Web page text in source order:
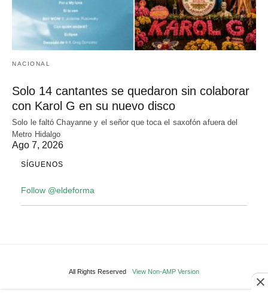
NACIONAL
Solo 14 cantantes se quedaron sin colaborar
con Karol G en su nuevo disco
Solo le faltó Chayanne y el señor que toca el saxofón afuera del
Metro Hidalgo
Ago 7, 2026
SÍGUENOS
Follow @eldeforma
All Rights Reserved View Non-AMP Version